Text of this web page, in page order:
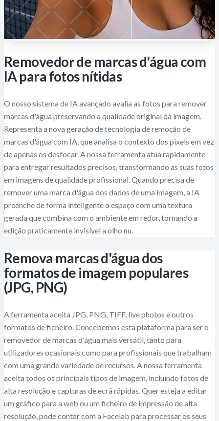
Removedor de marcas d'água com
IA para fotos nítidas
O nosso sistema de IA avançado avalia as fotos para remover
marcas d'água preservando a qualidade original da imagem.
Representa a nova geração de tecnologia de remoção de
marcas d'água com IA, que analisa o contexto dos pixels em vez
de apenas os desfocar. A nossa ferramenta atua rapidamente
para entregar resultados precisos, transformando as suas fotos
em imagens de qualidade profissional. Quando precisa de
remover uma marca d'água dos dados de uma imagem, a IA
preenche de forma inteligente o espaço com uma textura
gerada que combina com o ambiente em redor, tornando a
edição praticamente invisível a olho nu.
Remova marcas d'água dos
formatos de imagem populares
(JPG, PNG)
A ferramenta aceita JPG, PNG, TIFF, live photos e outros
formatos de ficheiro. Concebemos esta plataforma para ser o
removedor de marcas d'água mais versátil, tanto para
utilizadores ocasionais como para profissionais que trabalham
com uma grande variedade de recursos. A nossa ferramenta
aceita todos os principais tipos de imagem, incluindo fotos de
alta resolução e capturas de ecrã rápidas. Quer esteja a editar
um gráfico para a web ou um ficheiro de impressão de alta
resolução, pode contar com a Facelab para processar os seus